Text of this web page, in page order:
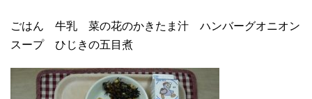
ごはん 牛乳 菜の花のかきたま汁 ハンバーグオニオン
スープ ひじきの五目煮